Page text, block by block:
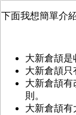
下面我想簡單介
大新倉頡是
大新倉頡只
大新倉頡有
則。
大新倉頡有